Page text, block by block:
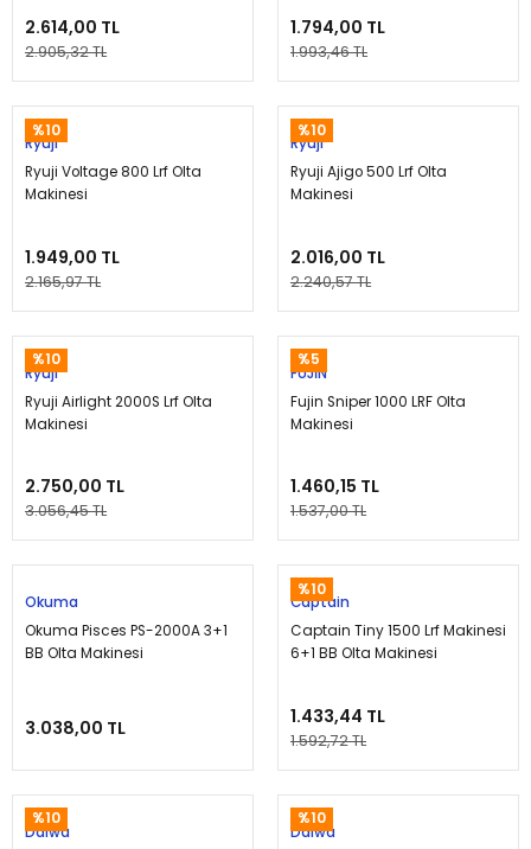
2.614,00 TL
2.905,32 TL
1.794,00 TL
1.993,46 TL
%10
Ryuji
Ryuji Voltage 800 Lrf Olta
Makinesi
1.949,00 TL
2.165,97 TL
%10
Ryuji
Ryuji Ajigo 500 Lrf Olta
Makinesi
2.016,00 TL
2.240,57 TL
%10
Ryuji
Ryuji Airlight 2000S Lrf Olta
Makinesi
2.750,00 TL
3.056,45 TL
%5
FUJİN
Fujin Sniper 1000 LRF Olta
Makinesi
1.460,15 TL
1.537,00 TL
Okuma
Okuma Pisces PS-2000A 3+1
BB Olta Makinesi
3.038,00 TL
%10
Captain
Captain Tiny 1500 Lrf Makinesi
6+1 BB Olta Makinesi
1.433,44 TL
1.592,72 TL
%10
Daiwa
%10
Daiwa